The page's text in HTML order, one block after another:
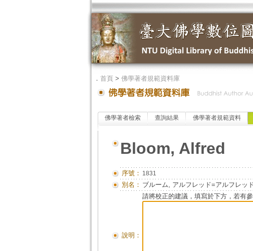
． 首頁> 佛學著者規範資料庫
佛學著者檢索 查詢結果 佛學著者規範資料
Bloom, Alfred
序號： 1831
別名： ブルーム, アルフレッド=アルフレッ
說明：
請將校正的建議，填寫於下方，若有